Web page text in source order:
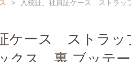
> 入校証、社員証ケース ストラ
証ケース ストラ
クス 裏 ブッテ